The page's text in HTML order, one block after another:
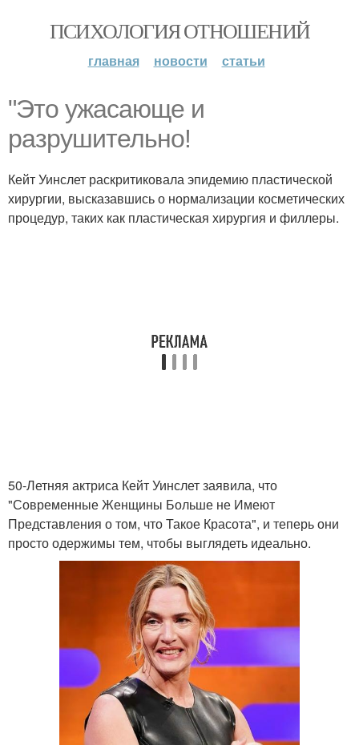
ПСИХОЛОГИЯ ОТНОШЕНИЙ
главная новости статьи
"Это ужасающе и
разрушительно!
Кейт Уинслет раскритиковала эпидемию пластической
хирургии, высказавшись о нормализации косметических
процедур, таких как пластическая хирургия и филлеры.
50-Летняя актриса Кейт Уинслет заявила, что
"Современные Женщины Больше не Имеют
Представления о том, что Такое Красота", и теперь они
просто одержимы тем, чтобы выглядеть идеально.